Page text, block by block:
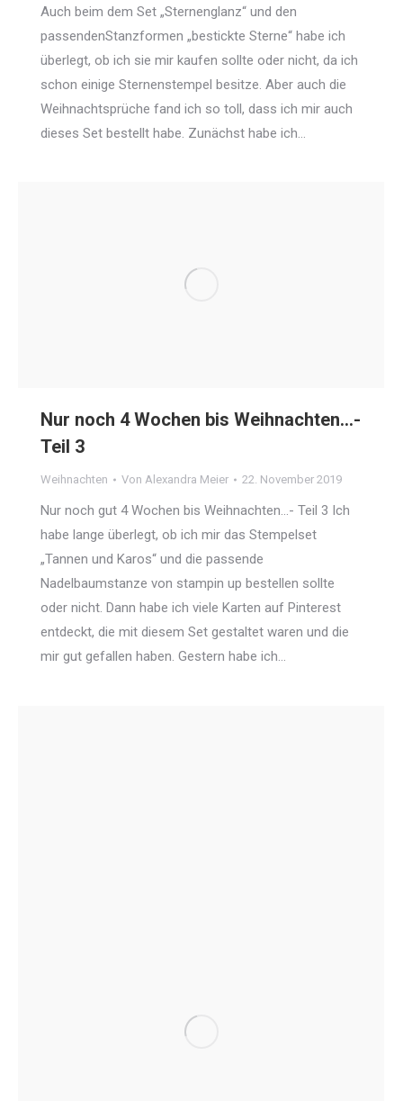
Auch beim dem Set „Sternenglanz“ und den
passendenStanzformen „bestickte Sterne“ habe ich
überlegt, ob ich sie mir kaufen sollte oder nicht, da ich
schon einige Sternenstempel besitze. Aber auch die
Weihnachtsprüche fand ich so toll, dass ich mir auch
dieses Set bestellt habe. Zunächst habe ich…
Nur noch 4 Wochen bis Weihnachten…-
Teil 3
Weihnachten Von Alexandra Meier 22. November 2019
Nur noch gut 4 Wochen bis Weihnachten…- Teil 3 Ich
habe lange überlegt, ob ich mir das Stempelset
„Tannen und Karos“ und die passende
Nadelbaumstanze von stampin up bestellen sollte
oder nicht. Dann habe ich viele Karten auf Pinterest
entdeckt, die mit diesem Set gestaltet waren und die
mir gut gefallen haben. Gestern habe ich…